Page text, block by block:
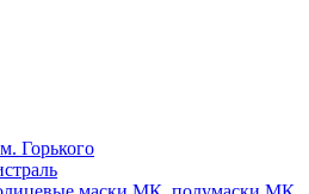
Горького